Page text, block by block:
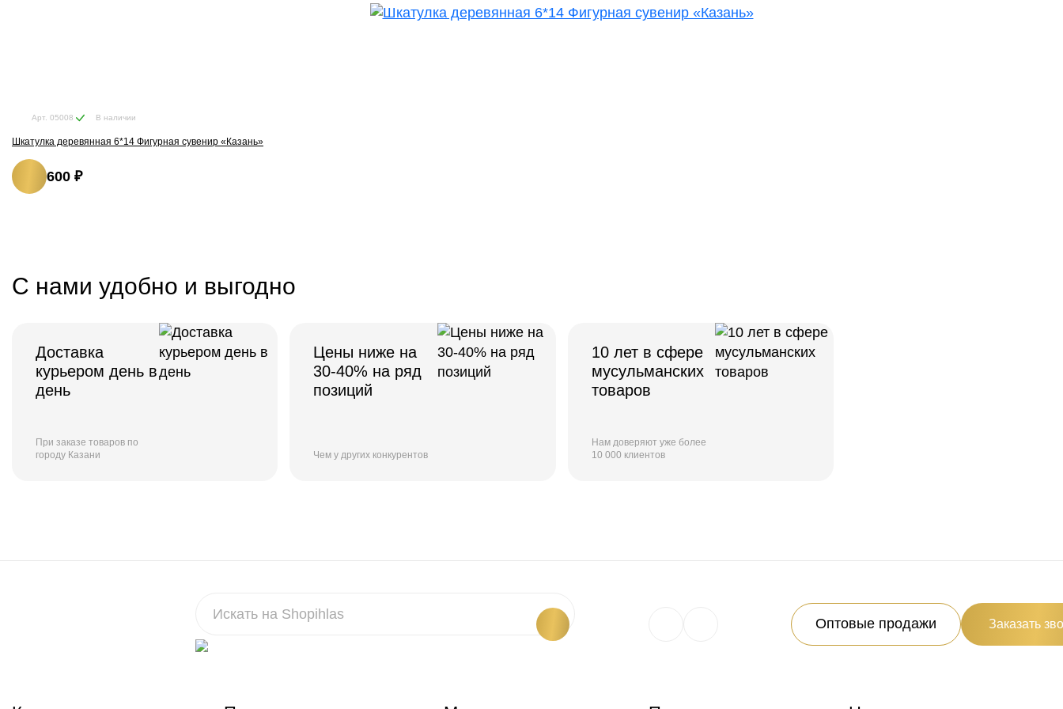
Арт. 05008 В наличии
Шкатулка деревянная 6*14 Фигурная сувенир «Казань»
600 ₽
С нами удобно и выгодно
Доставка
курьером день в
день
При заказе товаров по
городу Казани
Цены ниже на
30-40% на ряд
позиций
Чем у других конкурентов
10 лет в сфере
мусульманских
товаров
Нам доверяют уже более
10 000 клиентов
Оптовые продажи Заказать